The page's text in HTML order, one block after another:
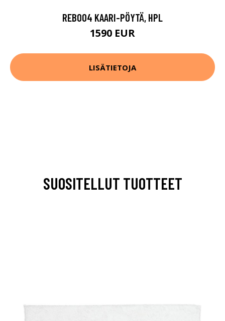
REB004 KAARI-PÖYTÄ, HPL
1590 EUR
LISÄTIETOJA
SUOSITELLUT TUOTTEET